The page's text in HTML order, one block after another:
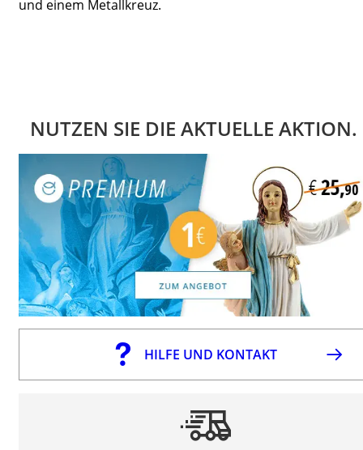
und einem Metallkreuz.
NUTZEN SIE DIE AKTUELLE AKTION.
HILFE UND KONTAKT